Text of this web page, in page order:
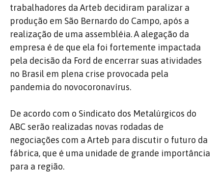
trabalhadores da Arteb decidiram paralizar a
produção em São Bernardo do Campo, após a
realização de uma assembléia. A alegação da
empresa é de que ela foi fortemente impactada
pela decisão da Ford de encerrar suas atividades
no Brasil em plena crise provocada pela
pandemia do novocoronavírus.
De acordo com o Sindicato dos Metalúrgicos do
ABC serão realizadas novas rodadas de
negociações com a Arteb para discutir o futuro da
fábrica, que é uma unidade de grande importância
para a região.